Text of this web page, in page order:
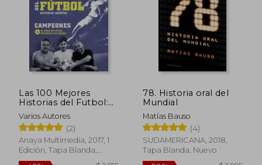
50%
dcto.
$ 2.395
$ 1.197
45%
dcto.
Las 100 Mejores
Historias del Futbol:
Historias Ineditas
Varios Autores
(2)
Anaya Multimedia, 2017, 1
Edición, Tapa Blanda,
Nuevo
78. Historia oral del
Mundial
Matías Bauso
(4)
SUDAMERICANA, 2018,
Tapa Blanda, Nuevo